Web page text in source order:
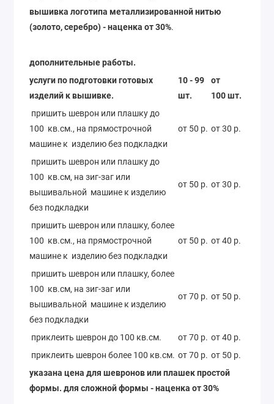
вышивка логотипа металлизированной нитью
(золото, серебро) - наценка от 30%.
дополнительные работы.
услуги по подготовки готовых
изделий к вышивке.
10 - 99
шт.
от
100 шт.
пришить шеврон или плашку до
100 кв.см., на прямострочной
машине к изделию без подкладки
от 50 р. от 30 р.
пришить шеврон или плашку до
100 кв.см, на зиг-заг или
вышивальной машине к изделию
без подкладки
от 50 р. от 30 р.
пришить шеврон или плашку, более
100 кв.см., на прямострочной
машине к изделию без подкладки
от 50 р. от 40 р.
пришить шеврон или плашку, более
100 кв.см, на зиг-заг или
вышивальной машине к изделию
без подкладки
от 70 р. от 50 р.
приклеить шеврон до 100 кв.см. от 70 р. от 40 р.
приклеить шеврон более 100 кв.см. от 70 р. от 50 р.
указана цена для шевронов или плашек простой
формы. для сложной формы - наценка от 30%